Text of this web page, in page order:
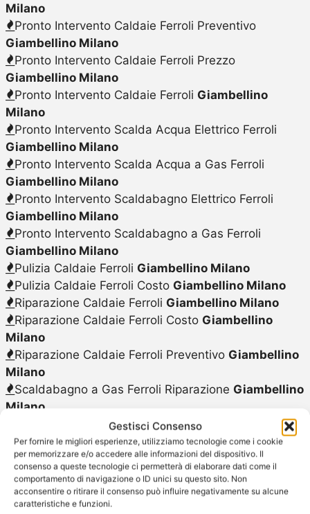
Gestisci Consenso
Per fornire le migliori esperienze, utilizziamo tecnologie come i cookie
per memorizzare e/o accedere alle informazioni del dispositivo. Il
consenso a queste tecnologie ci permetterà di elaborare dati come il
comportamento di navigazione o ID unici su questo sito. Non
acconsentire o ritirare il consenso può influire negativamente su alcune
caratteristiche e funzioni.
Milano
Pronto Intervento Caldaie Ferroli Preventivo
Giambellino Milano
Pronto Intervento Caldaie Ferroli Prezzo
Giambellino Milano
Pronto Intervento Caldaie Ferroli Giambellino
Milano
Pronto Intervento Scalda Acqua Elettrico Ferroli
Giambellino Milano
Pronto Intervento Scalda Acqua a Gas Ferroli
Giambellino Milano
Pronto Intervento Scaldabagno Elettrico Ferroli
Giambellino Milano
Pronto Intervento Scaldabagno a Gas Ferroli
Giambellino Milano
Pulizia Caldaie Ferroli Giambellino Milano
Pulizia Caldaie Ferroli Costo Giambellino Milano
Riparazione Caldaie Ferroli Giambellino Milano
Riparazione Caldaie Ferroli Costo Giambellino
Milano
Riparazione Caldaie Ferroli Preventivo Giambellino
Milano
Scaldabagno a Gas Ferroli Riparazione Giambellino
Milano
Scaldabagno a Gas FerroliGiambellino Milano
Scaldabagno a Gas Ferroli Sostituzione
Giambellino Milano
Scaldabagno a Gas Ferroli VenditaGiambellino
Milano
Sostituzione Caldaie Caldaie Ferroli